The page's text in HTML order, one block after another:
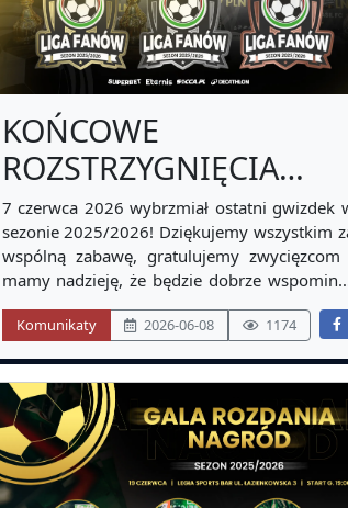
KOŃCOWE
ROZSTRZYGNIĘCIA
SEZONU 2025/2026!
7 czerwca 2026 wybrzmiał ostatni gwizdek
sezonie 2025/2026! Dziękujemy wszystkim
wspólną zabawę, gratulujemy zwycięzcom
mamy nadzieję, że będzie dobrze
te kilka ostatnich miesięcy. Na
podsumowania przyjdzie jeszcze czas a
rozstrzygnięcia w zakończonej
Zapraszamy do
Komunikaty 2026-06-08 1174